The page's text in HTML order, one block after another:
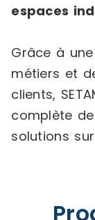
espaces
Grâce à
métiers et
clients,
complète
solutions